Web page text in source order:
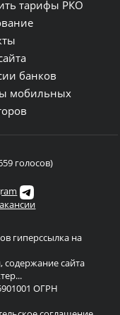
тарифы РКО
банков
мобильных
голосов)
гиперссылка на
содержание сайта
ОГРН